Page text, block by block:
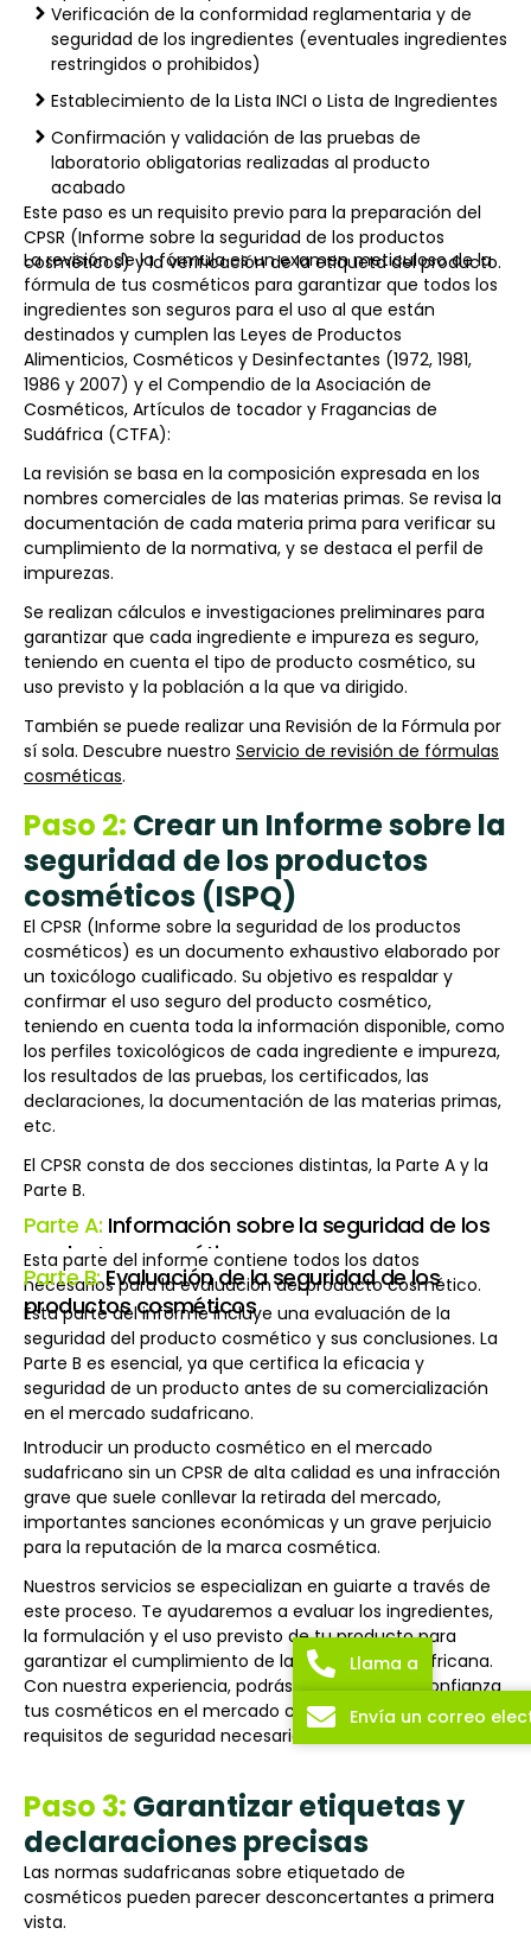
Verificación de la conformidad reglamentaria y de
seguridad de los ingredientes (eventuales ingredientes
restringidos o prohibidos)
Establecimiento de la Lista INCI o Lista de Ingredientes
Confirmación y validación de las pruebas de
laboratorio obligatorias realizadas al producto
acabado
Este paso es un requisito previo para la preparación del
CPSR (Informe sobre la seguridad de los productos
cosméticos) y la verificación de la etiqueta del producto.
La revisión de la fórmula es un examen meticuloso de la
fórmula de tus cosméticos para garantizar que todos los
ingredientes son seguros para el uso al que están
destinados y cumplen las Leyes de Productos
Alimenticios, Cosméticos y Desinfectantes (1972, 1981,
1986 y 2007) y el Compendio de la Asociación de
Cosméticos, Artículos de tocador y Fragancias de
Sudáfrica (CTFA):
La revisión se basa en la composición expresada en los
nombres comerciales de las materias primas. Se revisa la
documentación de cada materia prima para verificar su
cumplimiento de la normativa, y se destaca el perfil de
impurezas.
Se realizan cálculos e investigaciones preliminares para
garantizar que cada ingrediente e impureza es seguro,
teniendo en cuenta el tipo de producto cosmético, su
uso previsto y la población a la que va dirigido.
También se puede realizar una Revisión de la Fórmula por
sí sola. Descubre nuestro Servicio de revisión de fórmulas
cosméticas.
Paso 2: Crear un Informe sobre la
seguridad de los productos
cosméticos (ISPQ)
El CPSR (Informe sobre la seguridad de los productos
cosméticos) es un documento exhaustivo elaborado por
un toxicólogo cualificado. Su objetivo es respaldar y
confirmar el uso seguro del producto cosmético,
teniendo en cuenta toda la información disponible, como
los perfiles toxicológicos de cada ingrediente e impureza,
los resultados de las pruebas, los certificados, las
declaraciones, la documentación de las materias primas,
etc.
El CPSR consta de dos secciones distintas, la Parte A y la
Parte B.
Parte A: Información sobre la seguridad de los
productos cosméticos
Esta parte del informe contiene todos los datos
necesarios para la evaluación del producto cosmético.
Parte B:Evaluación de la seguridad de los
productos cosméticos
Esta parte del informe incluye una evaluación de la
seguridad del producto cosmético y sus conclusiones. La
Parte B es esencial, ya que certifica la eficacia y
seguridad de un producto antes de su comercialización
en el mercado sudafricano.
Introducir un producto cosmético en el mercado
sudafricano sin un CPSR de alta calidad es una infracción
grave que suele conllevar la retirada del mercado,
importantes sanciones económicas y un grave perjuicio
para la reputación de la marca cosmética.
Nuestros servicios se especializan en guiarte a través de
este proceso. Te ayudaremos a evaluar los ingredientes,
la formulación y el uso previsto de tu producto para
garantizar el cumplimiento de la normativa sudafricana.
Con nuestra experiencia, podrás introducir con confianza
tus cosméticos en el mercado cumpliendo todos los
requisitos de seguridad necesarios.
Paso 3: Garantizar etiquetas y
declaraciones precisas
Las normas sudafricanas sobre etiquetado de
cosméticos pueden parecer desconcertantes a primera
vista.
Llama a
Envía un correo